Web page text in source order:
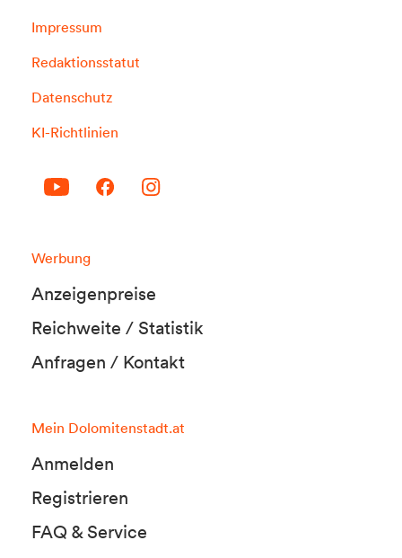
Impressum
Redaktionsstatut
Datenschutz
KI-Richtlinien
Werbung
Anzeigenpreise
Reichweite / Statistik
Anfragen / Kontakt
Mein Dolomitenstadt.at
Anmelden
Registrieren
FAQ & Service